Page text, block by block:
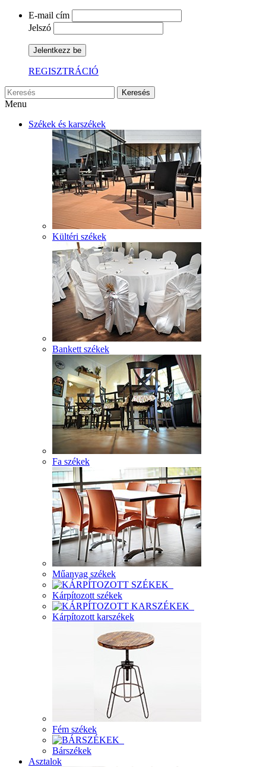
E-mail cím
Jelszó
Jelentkezz be
REGISZTRÁCIÓ
Keresés
Menu
Székek és karszékek
Kültéri székek
Bankett székek
Fa székek
Műanyag székek
Kárpítozott székek
Kárpítozott karszékek
Fém székek
Bárszékek
Asztalok